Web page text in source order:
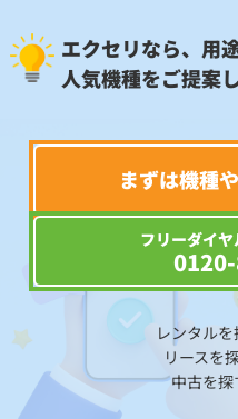
エクセリなら、用
人気機種をご提案
まずは機種
フリーダイ
レンタル
リースを
中古を探